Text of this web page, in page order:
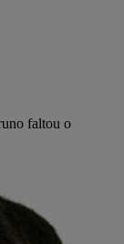
faltou o